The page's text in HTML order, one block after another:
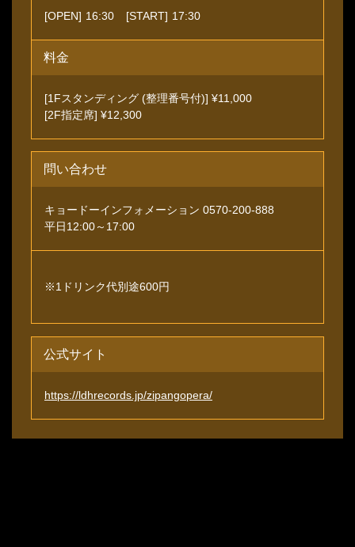
[OPEN] 16:30 [START] 17:30
料金
[1Fスタンディング (整理番号付)] ¥11,000
[2F指定席] ¥12,300
問い合わせ
キョードーインフォメーション 0570-200-888
平日12:00～17:00
※1ドリンク代別途600円
公式サイト
https://ldhrecords.jp/zipangopera/